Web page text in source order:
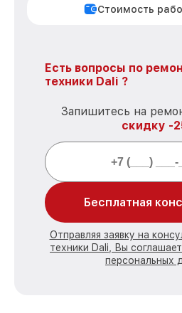
Стоимость
Есть вопросы по
техники Dali ?
Запишитесь на
скидку -
Бесплатная
Отправляя заявку на
техники Dali, Вы
персональных